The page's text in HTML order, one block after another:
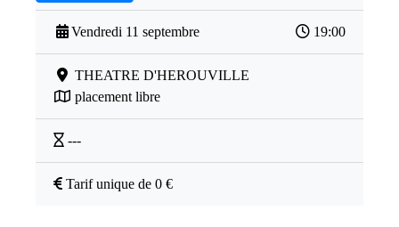
Vendredi 11 septembre 19:00
THEATRE D'HEROUVILLE
placement libre
---
Tarif unique de 0 €